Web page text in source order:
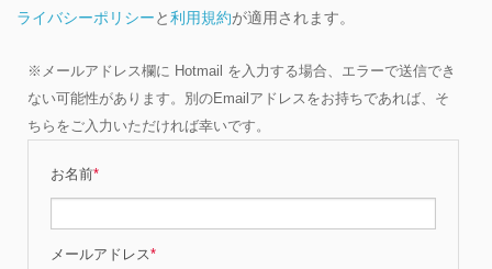
ライバシーポリシーと利用規約が適用されます。
※メールアドレス欄に Hotmail を入力する場合、エラーで送信でき
ない可能性があります。別のEmailアドレスをお持ちであれば、そ
ちらをご入力いただければ幸いです。
お名前*
メールアドレス*